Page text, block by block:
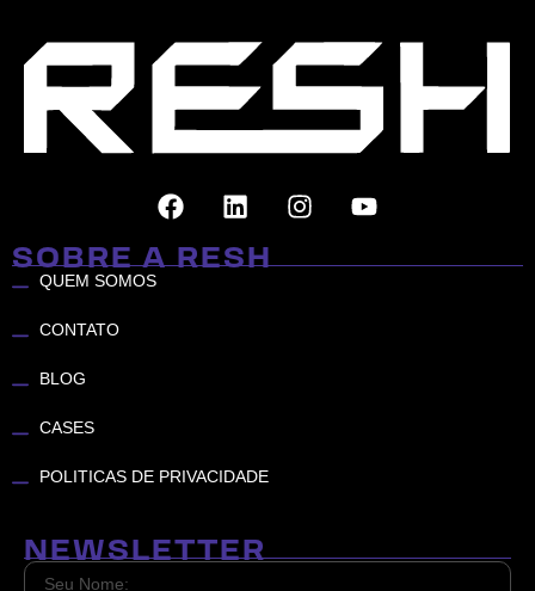
SOBRE A RESH
QUEM SOMOS
CONTATO
BLOG
CASES
POLITICAS DE PRIVACIDADE
NEWSLETTER